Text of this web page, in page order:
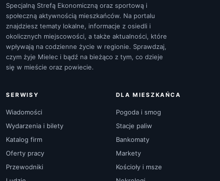
Specjalną Strefą Ekonomiczną oraz sportową i
społeczną aktywnością mieszkańców. Na portalu
znajdziesz tematy lokalne, informacje z osiedli i
okolicznych miejscowości, a także aktualności, które
wpływają na codzienne życie w regionie. Sprawdzaj,
czym żyje Mielec i bądź na bieżąco z tym, co dzieje
się w mieście oraz powiecie.
SERWISY
Wiadomości
Wydarzenia i bilety
Katalog firm
Oferty pracy
Przewodniki
DLA MIESZKAŃCA
Pogoda i smog
Stacje paliw
Bankomaty
Markety
Kościoły i msze